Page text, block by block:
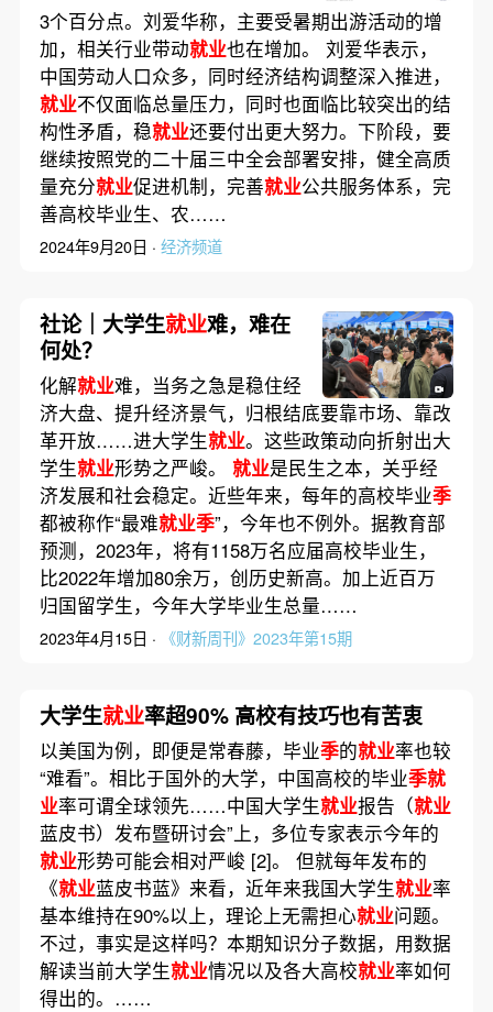
3个百分点。刘爱华称，主要受暑期出游活动的增
加，相关行业带动就业也在增加。 刘爱华表示，
中国劳动人口众多，同时经济结构调整深入推进，
就业不仅面临总量压力，同时也面临比较突出的结
构性矛盾，稳就业还要付出更大努力。下阶段，要
继续按照党的二十届三中全会部署安排，健全高质
量充分就业促进机制，完善就业公共服务体系，完
善高校毕业生、农……
2024年9月20日 · 经济频道
社论｜大学生就业难，难在
何处？
化解就业难，当务之急是稳住经
济大盘、提升经济景气，归根结底要靠市场、靠改
革开放……进大学生就业。这些政策动向折射出大
学生就业形势之严峻。 就业是民生之本，关乎经
济发展和社会稳定。近些年来，每年的高校毕业季
都被称作“最难就业季”，今年也不例外。据教育部
预测，2023年，将有1158万名应届高校毕业生，
比2022年增加80余万，创历史新高。加上近百万
归国留学生，今年大学毕业生总量……
2023年4月15日 · 《财新周刊》2023年第15期
大学生就业率超90% 高校有技巧也有苦衷
以美国为例，即便是常春藤，毕业季的就业率也较
“难看”。相比于国外的大学，中国高校的毕业季就
业率可谓全球领先……中国大学生就业报告（就业
蓝皮书）发布暨研讨会”上，多位专家表示今年的
就业形势可能会相对严峻 [2]。 但就每年发布的
《就业蓝皮书蓝》来看，近年来我国大学生就业率
基本维持在90%以上，理论上无需担心就业问题。
不过，事实是这样吗？本期知识分子数据，用数据
解读当前大学生就业情况以及各大高校就业率如何
得出的。……